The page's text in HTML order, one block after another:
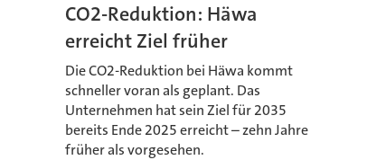
CO2-Reduktion: Häwa
erreicht Ziel früher
Die CO2-Reduktion bei Häwa kommt
schneller voran als geplant. Das
Unternehmen hat sein Ziel für 2035
bereits Ende 2025 erreicht – zehn Jahre
früher als vorgesehen.